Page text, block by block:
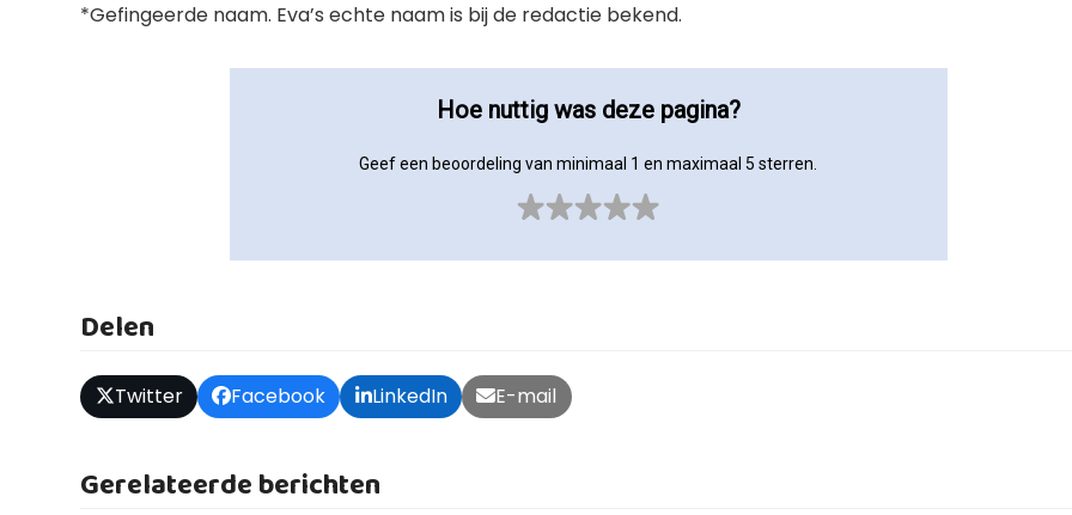
*Gefingeerde naam. Eva’s echte naam is bij de redactie bekend.
Hoe nuttig was deze pagina?
Geef een beoordeling van minimaal 1 en maximaal 5 sterren.
Delen
Twitter Facebook LinkedIn E-mail
Gerelateerde berichten